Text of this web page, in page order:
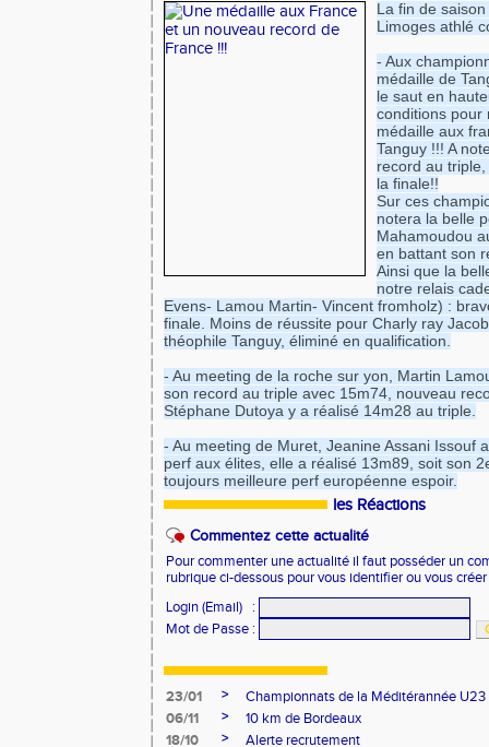
La fin de
Limoges athlé
- Aux
médaille de
le saut en
conditions pour
médaille aux
Tanguy !!! A
record au
la finale!!
Sur ces
notera la belle
Mahamoudou
en battant son
Ainsi que la
notre relais
Evens- Lamou Martin- Vincent fromholz) :
finale. Moins de réussite pour Charly ray
théophile Tanguy, éliminé en qualification.
- Au meeting de la roche sur yon, Martin
son record au triple avec 15m74, nouveau
Stéphane Dutoya y a réalisé 14m28 au triple.
- Au meeting de Muret, Jeanine Assani Issouf
perf aux élites, elle a réalisé 13m89, soit son
toujours meilleure perf européenne espoir.
les Réactions
Commentez cette actualité
Pour commenter une actualité il faut posséder un
rubrique ci-dessous pour vous identifier ou vous
Login (Email)
:
Mot de Passe :
23/01 >
Championnats de la Méditérannée U23
06/11
>
10 km de Bordeaux
18/10
>
Alerte recrutement